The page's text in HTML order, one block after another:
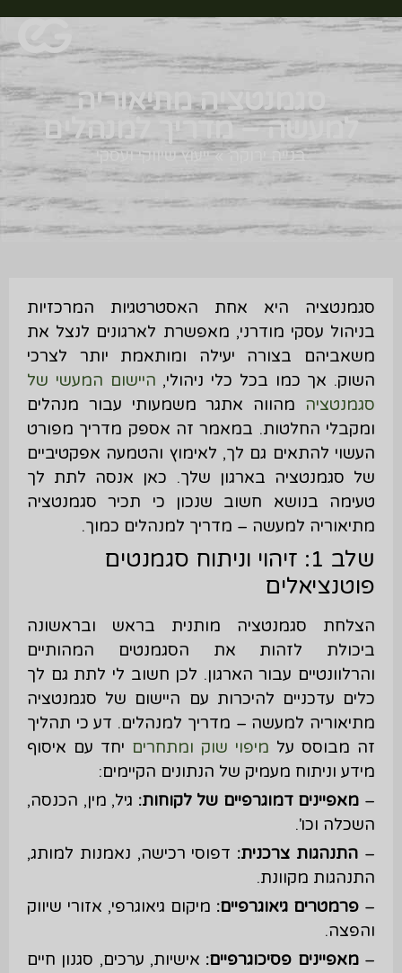
סגמנטציה מתיאוריה
למעשה – מדריך למנהלים
בנייה ירוקה »ייעוץ שיווקי ועסקי
סגמנטציה היא אחת האסטרטגיות המרכזיות
בניהול עסקי מודרני, מאפשרת לארגונים לנצל את
משאביהם בצורה יעילה ומותאמת יותר לצרכי
השוק. אך כמו בכל כלי ניהולי, היישום המעשי של
סגמנטציה מהווה אתגר משמעותי עבור מנהלים
ומקבלי החלטות. במאמר זה אספק מדריך מפורט
העשוי להתאים גם לך, לאימוץ והטמעה אפקטיביים
של סגמנטציה בארגון שלך. כאן אנסה לתת לך
טעימה בנושא חשוב שנכון כי תכיר סגמנטציה
מתיאוריה למעשה – מדריך למנהלים כמוך.
שלב 1: זיהוי וניתוח סגמנטים
פוטנציאלים
הצלחת סגמנטציה מותנית בראש ובראשונה
ביכולת לזהות את הסגמנטים המהותיים
והרלוונטיים עבור הארגון. לכן חשוב לי לתת גם לך
כלים עדכניים להיכרות עם היישום של סגמנטציה
מתיאוריה למעשה – מדריך למנהלים. דע כי תהליך
זה מבוסס על מיפוי שוק ומתחרים יחד עם איסוף
מידע וניתוח מעמיק של הנתונים הקיימים:
– מאפיינים דמוגרפיים של לקוחות: גיל, מין, הכנסה,
השכלה וכו'.
– התנהגות צרכנית: דפוסי רכישה, נאמנות למותג,
התנהגות מקוונת.
– פרמטרים גיאוגרפיים: מיקום גיאוגרפי, אזורי שיווק
והפצה.
–מאפיינים פסיכוגרפיים: אישיות, ערכים, סגנון חיים